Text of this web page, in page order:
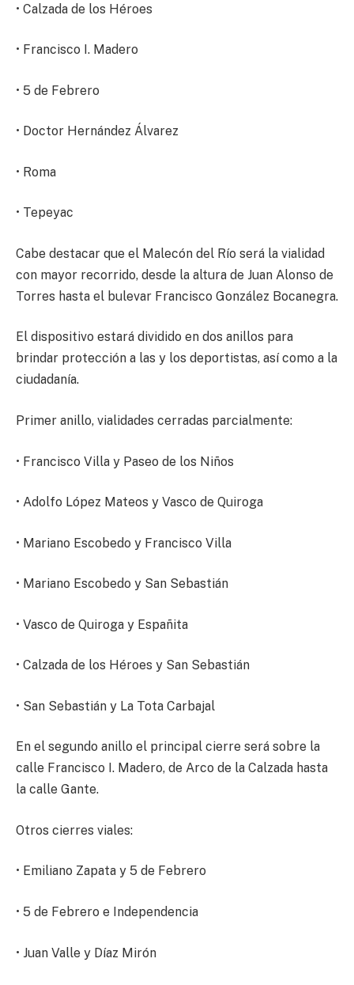
• Calzada de los Héroes
• Francisco I. Madero
• 5 de Febrero
• Doctor Hernández Álvarez
• Roma
• Tepeyac
Cabe destacar que el Malecón del Río será la vialidad
con mayor recorrido, desde la altura de Juan Alonso de
Torres hasta el bulevar Francisco González Bocanegra.
El dispositivo estará dividido en dos anillos para
brindar protección a las y los deportistas, así como a la
ciudadanía.
Primer anillo, vialidades cerradas parcialmente:
• Francisco Villa y Paseo de los Niños
• Adolfo López Mateos y Vasco de Quiroga
• Mariano Escobedo y Francisco Villa
• Mariano Escobedo y San Sebastián
• Vasco de Quiroga y Españita
• Calzada de los Héroes y San Sebastián
• San Sebastián y La Tota Carbajal
En el segundo anillo el principal cierre será sobre la
calle Francisco I. Madero, de Arco de la Calzada hasta
la calle Gante.
Otros cierres viales:
• Emiliano Zapata y 5 de Febrero
• 5 de Febrero e Independencia
• Juan Valle y Díaz Mirón